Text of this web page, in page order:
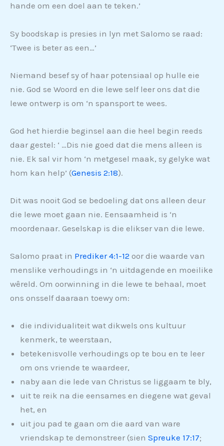
hande om een doel aan te teken.’
Sy boodskap is presies in lyn met Salomo se raad:
‘Twee is beter as een…’
Niemand besef sy of haar potensiaal op hulle eie
nie. God se Woord en die lewe self leer ons dat die
lewe ontwerp is om ‘n spansport te wees.
God het hierdie beginsel aan die heel begin reeds
daar gestel: ‘ …Dis nie goed dat die mens alleen is
nie. Ek sal vir hom ‘n metgesel maak, sy gelyke wat
hom kan help’ (Genesis 2:18).
Dit was nooit God se bedoeling dat ons alleen deur
die lewe moet gaan nie. Eensaamheid is ‘n
moordenaar. Geselskap is die elikser van die lewe.
Salomo praat in Prediker 4:1-12 oor die waarde van
menslike verhoudings in ‘n uitdagende en moeilike
wêreld. Om oorwinning in die lewe te behaal, moet
ons onsself daaraan toewy om:
die individualiteit wat dikwels ons kultuur
kenmerk, te weerstaan,
betekenisvolle verhoudings op te bou en te leer
om ons vriende te waardeer,
naby aan die lede van Christus se liggaam te bly,
uit te reik na die eensames en diegene wat geval
het, en
uit jou pad te gaan om die aard van ware
vriendskap te demonstreer (sien Spreuke 17:17;